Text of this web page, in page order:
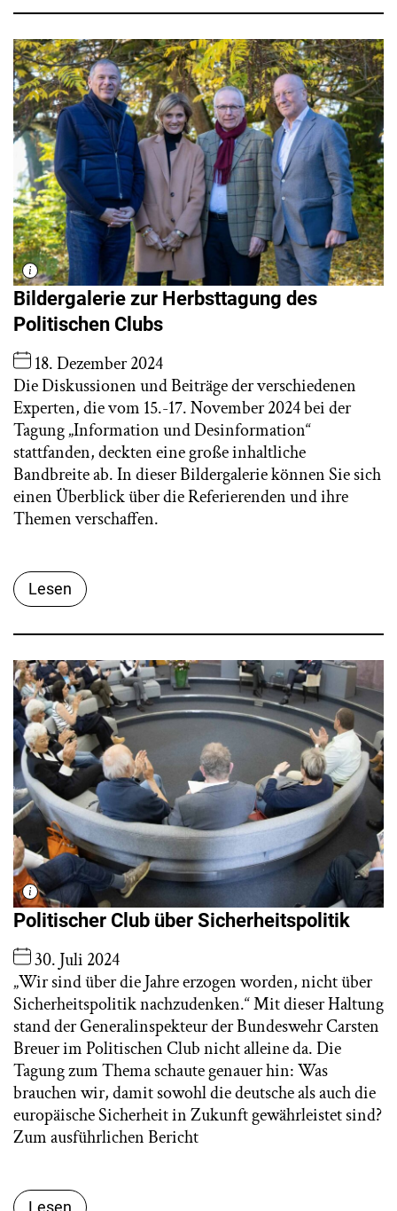
Bildergalerie zur Herbsttagung des
Politischen Clubs
18. Dezember 2024
Die Diskussionen und Beiträge der verschiedenen
Experten, die vom 15.-17. November 2024 bei der
Tagung „Information und Desinformation“
stattfanden, deckten eine große inhaltliche
Bandbreite ab. In dieser Bildergalerie können Sie sich
einen Überblick über die Referierenden und ihre
Themen verschaffen.
Lesen
Politischer Club über Sicherheitspolitik
30. Juli 2024
„Wir sind über die Jahre erzogen worden, nicht über
Sicherheitspolitik nachzudenken.“ Mit dieser Haltung
stand der Generalinspekteur der Bundeswehr Carsten
Breuer im Politischen Club nicht alleine da. Die
Tagung zum Thema schaute genauer hin: Was
brauchen wir, damit sowohl die deutsche als auch die
europäische Sicherheit in Zukunft gewährleistet sind?
Zum ausführlichen Bericht
Lesen